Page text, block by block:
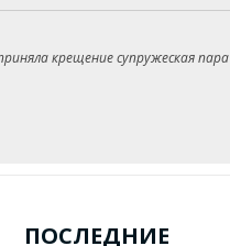
крещение супружеская пара
ПОСЛЕДНИЕ